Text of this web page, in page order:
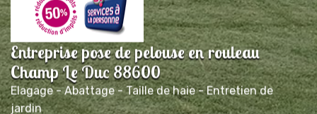
Entreprise pose de pelouse en rouleau
Champ Le Duc 88600
Elagage - Abattage - Taille de haie - Entretien de
jardin